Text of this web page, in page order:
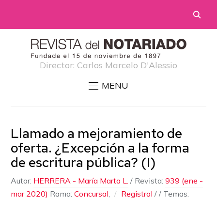
Director: Carlos Marcelo D'Alessio
MENU
Llamado a mejoramiento de
oferta. ¿Excepción a la forma
de escritura pública? (I)
Autor: HERRERA - María Marta L. / Revista: 939 (ene -
mar 2020) Rama:Concursal, Registral // Temas: